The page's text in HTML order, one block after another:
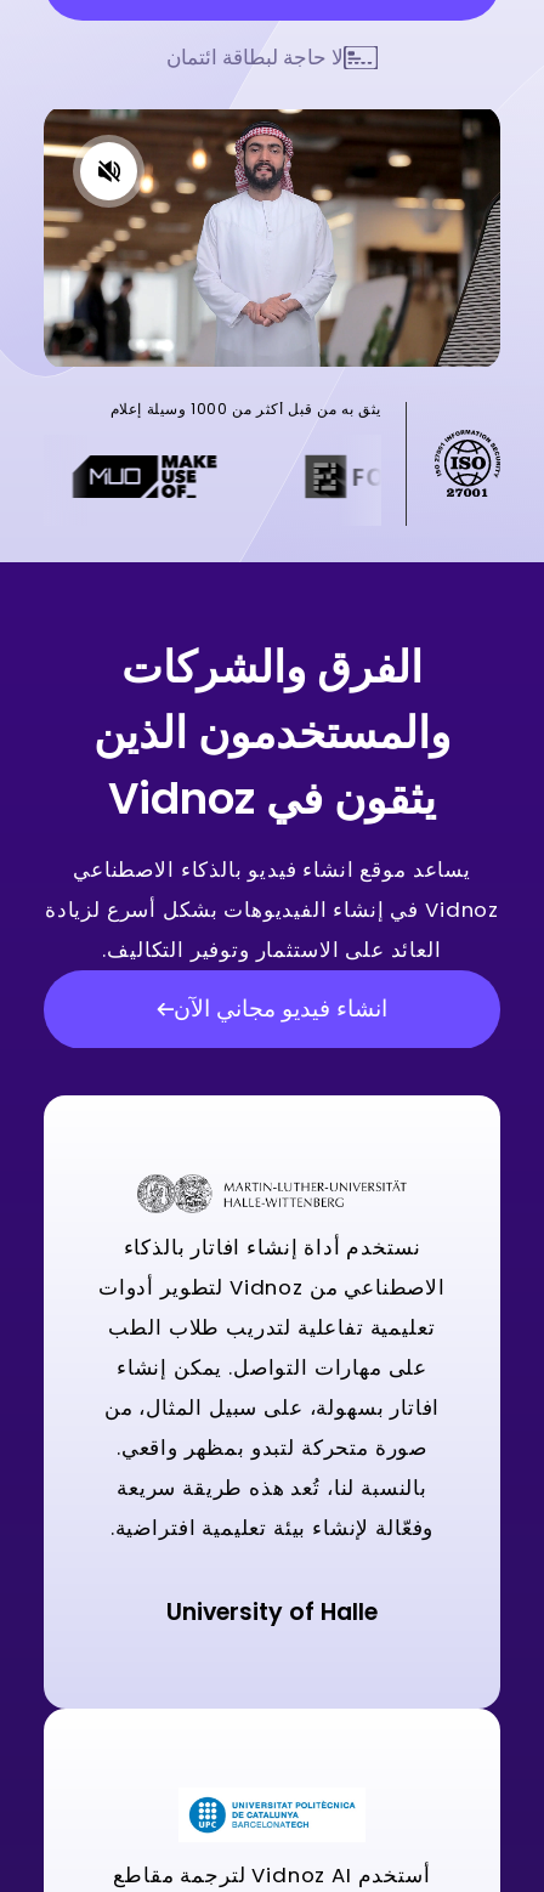
لا حاجة لبطاقة ائتمان
يثق به من قبل أكثر من 1000 وسيلة إعلام
الفرق والشركات
والمستخدمون الذين
يثقون في Vidnoz
يساعد موقع انشاء فيديو بالذكاء الاصطناعي
Vidnoz في إنشاء الفيديوهات بشكل أسرع لزيادة
العائد على الاستثمار وتوفير التكاليف.
انشاء فيديو مجاني الآن
نستخدم أداة إنشاء افاتار بالذكاء
الاصطناعي من Vidnoz لتطوير أدوات
تعليمية تفاعلية لتدريب طلاب الطب
على مهارات التواصل. يمكن إنشاء
افاتار بسهولة، على سبيل المثال، من
صورة متحركة لتبدو بمظهر واقعي.
بالنسبة لنا، تُعد هذه طريقة سريعة
وفعّالة لإنشاء بيئة تعليمية افتراضية.
University of Halle
أستخدم Vidnoz AI لترجمة مقاطع